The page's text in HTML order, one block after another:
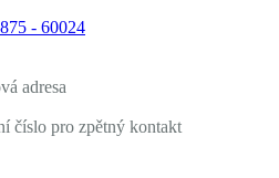
- 60024
adresa
číslo pro zpětný kontakt